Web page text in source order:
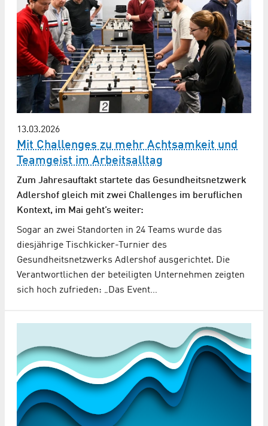
13.03.2026
Mit Challenges zu mehr Achtsamkeit und
Teamgeist im Arbeitsalltag
Zum Jahresauftakt startete das Gesundheitsnetzwerk
Adlershof gleich mit zwei Challenges im beruflichen
Kontext, im Mai geht’s weiter:
Sogar an zwei Standorten in 24 Teams wurde das
diesjährige Tischkicker-Turnier des
Gesundheitsnetzwerks Adlershof ausgerichtet. Die
Verantwortlichen der beteiligten Unternehmen zeigten
sich hoch zufrieden: „Das Event…